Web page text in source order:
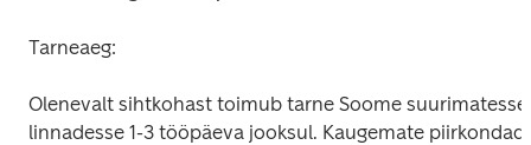
Tarneaeg:
Olenevalt sihtkohast toimub tarne Soome suurimatesse
linnadesse 1-3 tööpäeva jooksul. Kaugemate